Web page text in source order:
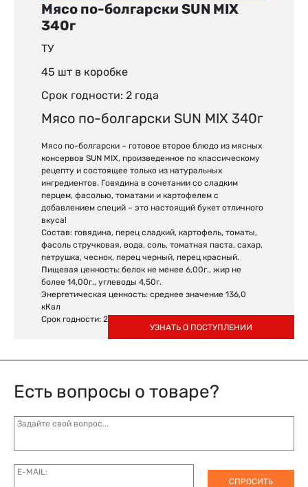
Мясо по-болгарски SUN MIX
340г
ТУ
45 шт в коробке
Срок годности: 2 года
Мясо по-болгарски SUN MIX 340г
Мясо по-болгарски – готовое второе блюдо из мясных
консервов SUN MIX, произведенное по классическому
рецепту и состоящее только из натуральных
ингредиентов. Говядина в сочетании со сладким
перцем, фасолью, томатами и картофелем с
добавлением специй – это настоящий букет отличного
вкуса!
Состав: говядина, перец сладкий, картофель, томаты,
фасоль стручковая, вода, соль, томатная паста, сахар,
петрушка, чеснок, перец черный, перец красный.
Пищевая ценность: белок не менее 6,00г., жир не
более 14,00г., углеводы 4,50г.
Энергетическая ценность: среднее значение 136,0
кКал
Срок годности: 2 года
УЗНАТЬ О ПОСТУПЛЕНИИ
Есть вопросы о товаре?
Задайте свой вопрос...
E-MAIL:
СПРОСИТЬ